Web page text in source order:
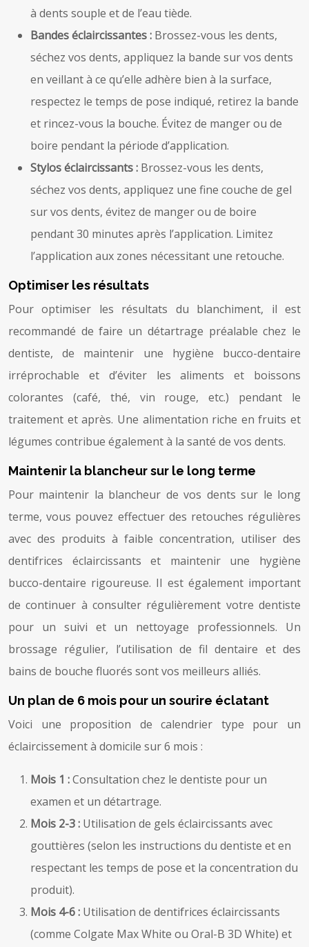
à dents souple et de l’eau tiède.
Bandes éclaircissantes : Brossez-vous les dents,
séchez vos dents, appliquez la bande sur vos dents
en veillant à ce qu’elle adhère bien à la surface,
respectez le temps de pose indiqué, retirez la bande
et rincez-vous la bouche. Évitez de manger ou de
boire pendant la période d’application.
Stylos éclaircissants : Brossez-vous les dents,
séchez vos dents, appliquez une fine couche de gel
sur vos dents, évitez de manger ou de boire
pendant 30 minutes après l’application. Limitez
l’application aux zones nécessitant une retouche.
Optimiser les résultats
Pour optimiser les résultats du blanchiment, il est
recommandé de faire un détartrage préalable chez le
dentiste, de maintenir une hygiène bucco-dentaire
irréprochable et d’éviter les aliments et boissons
colorantes (café, thé, vin rouge, etc.) pendant le
traitement et après. Une alimentation riche en fruits et
légumes contribue également à la santé de vos dents.
Maintenir la blancheur sur le long terme
Pour maintenir la blancheur de vos dents sur le long
terme, vous pouvez effectuer des retouches régulières
avec des produits à faible concentration, utiliser des
dentifrices éclaircissants et maintenir une hygiène
bucco-dentaire rigoureuse. Il est également important
de continuer à consulter régulièrement votre dentiste
pour un suivi et un nettoyage professionnels. Un
brossage régulier, l’utilisation de fil dentaire et des
bains de bouche fluorés sont vos meilleurs alliés.
Un plan de 6 mois pour un sourire éclatant
Voici une proposition de calendrier type pour un
éclaircissement à domicile sur 6 mois :
Mois 1 :Consultation chez le dentiste pour un
examen et un détartrage.
Mois 2-3 : Utilisation de gels éclaircissants avec
gouttières (selon les instructions du dentiste et en
respectant les temps de pose et la concentration du
produit).
Mois 4-6 : Utilisation de dentifrices éclaircissants
(comme Colgate Max White ou Oral-B 3D White) et